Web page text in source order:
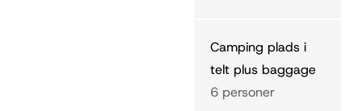
Camping plads i
telt plus baggage
6 personer